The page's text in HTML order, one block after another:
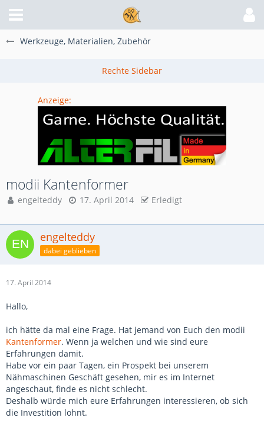
Werkzeuge, Materialien, Zubehör
Anzeige:
modii Kantenformer
engelteddy 17. April 2014 Erledigt
engelteddy
dabei geblieben
17. April 2014
Hallo,
ich hätte da mal eine Frage. Hat jemand von Euch den modii
Kantenformer. Wenn ja welchen und wie sind eure
Erfahrungen damit.
Habe vor ein paar Tagen, ein Prospekt bei unserem
Nähmaschinen Geschäft gesehen, mir es im Internet
angeschaut, finde es nicht schlecht.
Deshalb würde mich eure Erfahrungen interessieren, ob sich
die Investition lohnt.